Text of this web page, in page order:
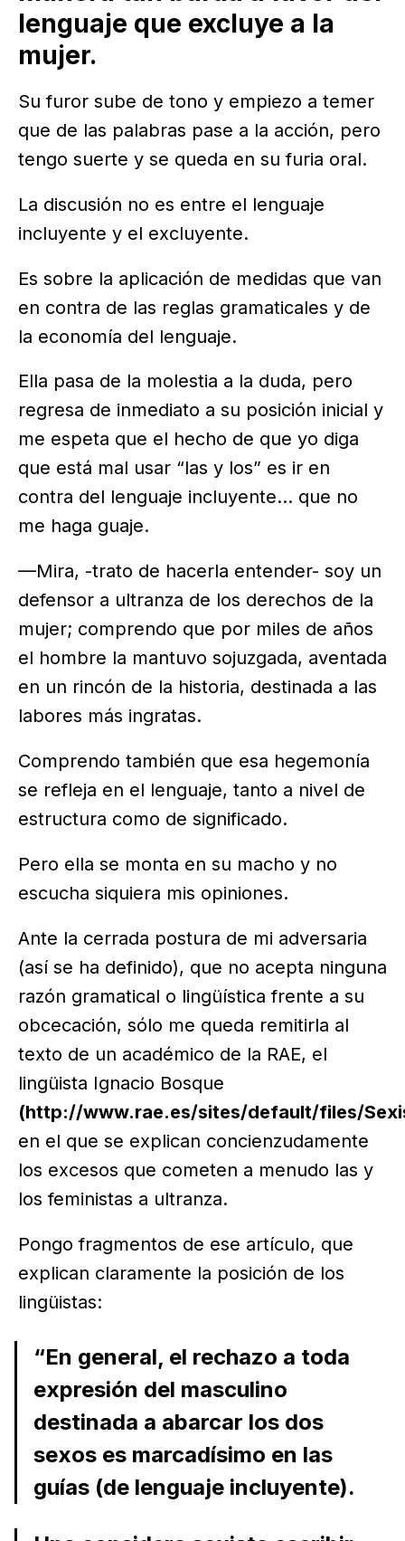
lenguaje que excluye a la
mujer.
Su furor sube de tono y empiezo a temer
que de las palabras pase a la acción, pero
tengo suerte y se queda en su furia oral.
La discusión no es entre el lenguaje
incluyente y el excluyente.
Es sobre la aplicación de medidas que van
en contra de las reglas gramaticales y de
la economía del lenguaje.
Ella pasa de la molestia a la duda, pero
regresa de inmediato a su posición inicial y
me espeta que el hecho de que yo diga
que está mal usar “las y los” es ir en
contra del lenguaje incluyente… que no
me haga guaje.
—Mira, -trato de hacerla entender- soy un
defensor a ultranza de los derechos de la
mujer; comprendo que por miles de años
el hombre la mantuvo sojuzgada, aventada
en un rincón de la historia, destinada a las
labores más ingratas.
Comprendo también que esa hegemonía
se refleja en el lenguaje, tanto a nivel de
estructura como de significado.
Pero ella se monta en su macho y no
escucha siquiera mis opiniones.
Ante la cerrada postura de mi adversaria
(así se ha definido), que no acepta ninguna
razón gramatical o lingüística frente a su
obcecación, sólo me queda remitirla al
texto de un académico de la RAE, el
lingüista Ignacio Bosque
(http://www.rae.es/sites/default/files/
en el que se explican concienzudamente
los excesos que cometen a menudo las y
los feministas a ultranza.
Pongo fragmentos de ese artículo, que
explican claramente la posición de los
lingüistas:
“En general, el rechazo a toda
expresión del masculino
destinada a abarcar los dos
sexos es marcadísimo en las
guías (de lenguaje incluyente).